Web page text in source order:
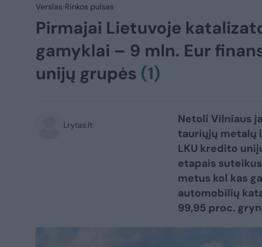
Verslas Rinkos pulsas
Pirmajai Lietuvoje
gamyklai – 9 mln. Eur
unijų grupės (1)
Lrytas.lt
Netoli Vilniaus
tauriųjų metalų
LKU kredito
etapais
metus kol kas
automobilių
99,95 proc.